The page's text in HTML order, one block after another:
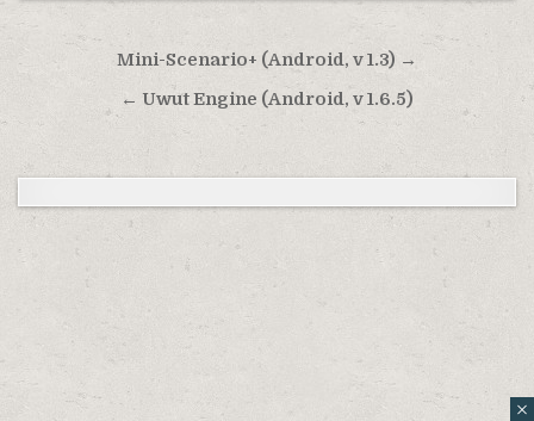
Навигация по записям
Mini-Scenario+ (Android, v 1.3) →
← Uwut Engine (Android, v 1.6.5)